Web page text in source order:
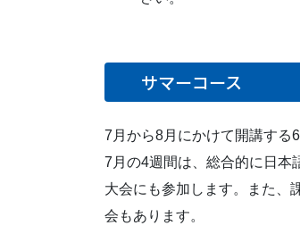
サマーコース
7月から8月にかけて開講する
7月の4週間は、総合的に日本
大会にも参加します。また、
会もあります。